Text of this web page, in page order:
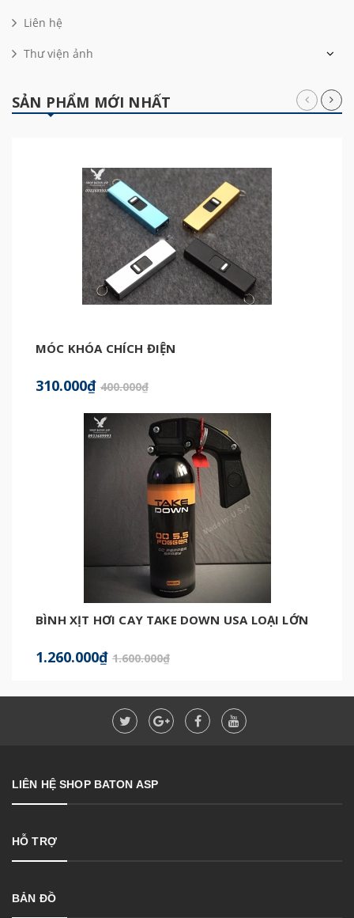
Liên hệ
Thư viện ảnh
SẢN PHẨM MỚI NHẤT
MÓC KHÓA CHÍCH ĐIỆN
310.000₫ 400.000₫
BÌNH XỊT HƠI CAY TAKE DOWN USA LOẠI LỚN
1.260.000₫ 1.600.000₫
LIÊN HỆ SHOP BATON ASP
HỖ TRỢ
BẢN ĐỒ